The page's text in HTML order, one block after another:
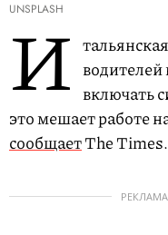
UNSPLASH
И включать
это мешает работе
сообщаетThe Times.